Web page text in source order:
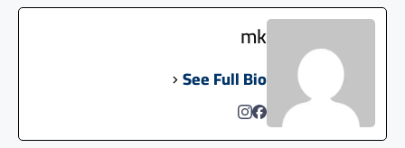
mk
See Full Bio